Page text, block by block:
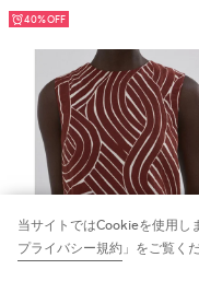
40%
当サイトではCookieを使用し
プライバシー規約 」をご覧く